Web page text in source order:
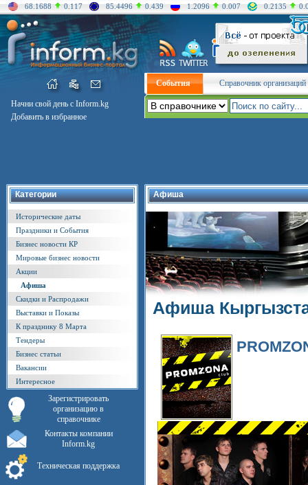
68.1688 0.117 85.4496 0.439 1.2096 0.007 0.2135
Начни свой день с Inform.kg
Добавить в избранное
События Справочник организаций
Категории
Исторические даты
Праздники и События
Бизнес новости КР
Мировые бизнес новости
Акции
Афиша
Скидки и Распродажи
Выставки и Показы
К празднику 8 Марта
Тендеры
Бизнес статьи
Вакансии
Интересное
Зарегистрировать
организацию в
справочнике
Контакты компании
Inform.kg
Техническая поддержка
Афиша
Афиша